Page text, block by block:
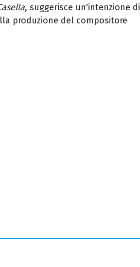
, suggerisce un'intenzione di
produzione del compositore